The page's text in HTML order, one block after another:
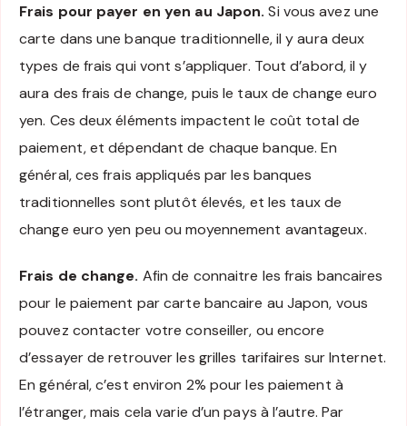
Frais pour payer en yen au Japon. Si vous avez une
carte dans une banque traditionnelle, il y aura deux
types de frais qui vont s’appliquer. Tout d’abord, il y
aura des frais de change, puis le taux de change euro
yen. Ces deux éléments impactent le coût total de
paiement, et dépendant de chaque banque. En
général, ces frais appliqués par les banques
traditionnelles sont plutôt élevés, et les taux de
change euro yen peu ou moyennement avantageux.
Frais de change. Afin de connaitre les frais bancaires
pour le paiement par carte bancaire au Japon, vous
pouvez contacter votre conseiller, ou encore
d’essayer de retrouver les grilles tarifaires sur Internet.
En général, c’est environ 2% pour les paiement à
l’étranger, mais cela varie d’un pays à l’autre. Par